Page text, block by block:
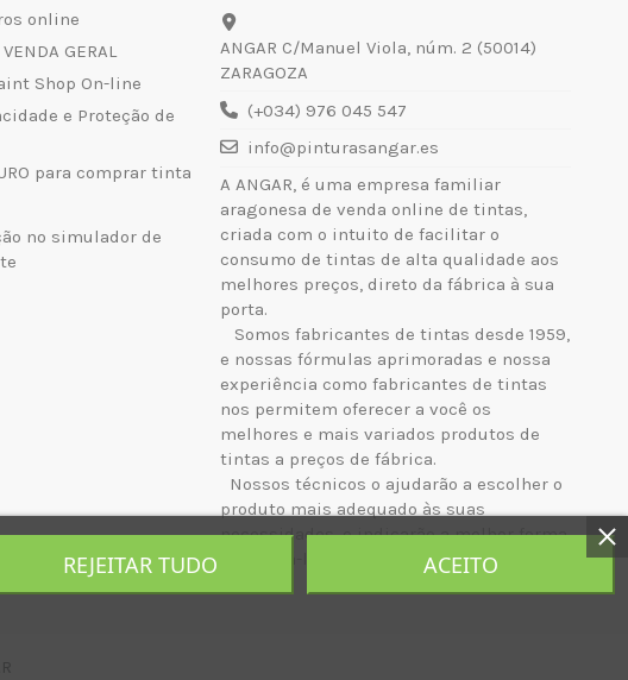
online
GERAL
Shop On-line
e Proteção de
para comprar tinta
no simulador de
ANGAR C/Manuel Viola, núm. 2 (50014)
ZARAGOZA
(+034) 976 045 547
info@pinturasangar.es
A ANGAR, é uma empresa familiar
aragonesa de venda online de tintas,
criada com o intuito de facilitar o
consumo de tintas de alta qualidade aos
melhores preços, direto da fábrica à sua
porta.
Somos fabricantes de tintas desde 1959,
e nossas fórmulas aprimoradas e nossa
experiência como fabricantes de tintas
nos permitem oferecer a você os
melhores e mais variados produtos de
tintas a preços de fábrica.
Nossos técnicos o ajudarão a escolher o
produto mais adequado às suas
necessidades, e indicarão a melhor forma
REJEITAR TUDO ACEITO